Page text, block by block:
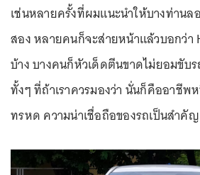
เช่นหลายครั้งที่ผมแนะนำให้บางท่าน
สอง หลายคนก็จะส่ายหน้าแล้วบอกว่า
บ้าง บางคนก็หัวเด็ดตีนขาดไม่ยอมขับ
ทั้งๆ ที่ถ้าเราควรมองว่า นั่นก็คืออาชี
ทรหด ความน่าเชื่อถือของรถเป็นสำคัญ